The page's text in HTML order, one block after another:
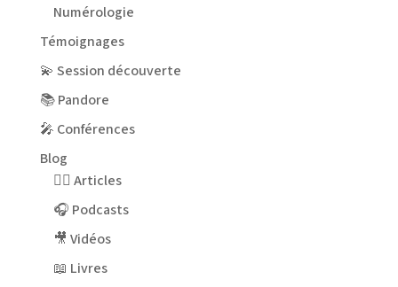
Numérologie
Témoignages
💫 Session découverte
📚 Pandore
🎤 Conférences
Blog
✍🏻 Articles
🎧 Podcasts
🎥 Vidéos
📖 Livres